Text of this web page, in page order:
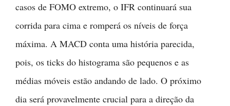
casos de FOMO extremo, o IFR continuará sua
corrida para cima e romperá os níveis de força
máxima. A MACD conta uma história parecida,
pois, os ticks do histograma são pequenos e as
médias móveis estão andando de lado. O próximo
dia será provavelmente crucial para a direção da